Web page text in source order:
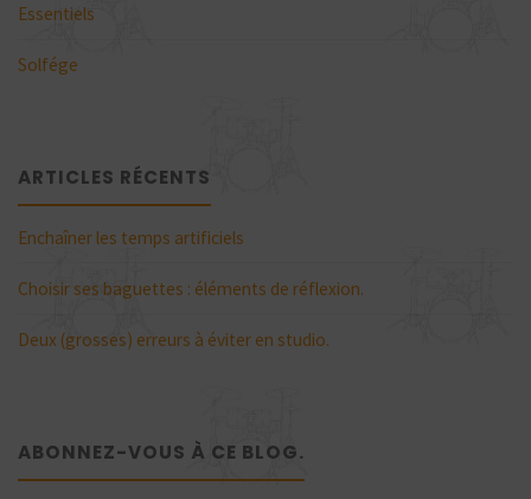
Essentiels
Solfége
ARTICLES RÉCENTS
Enchaîner les temps artificiels
Choisir ses baguettes : éléments de réflexion.
Deux (grosses) erreurs à éviter en studio.
ABONNEZ-VOUS À CE BLOG.